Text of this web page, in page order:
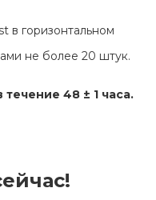
в горизонтальном
не более 20 штук.
течение 48 ± 1 часа.